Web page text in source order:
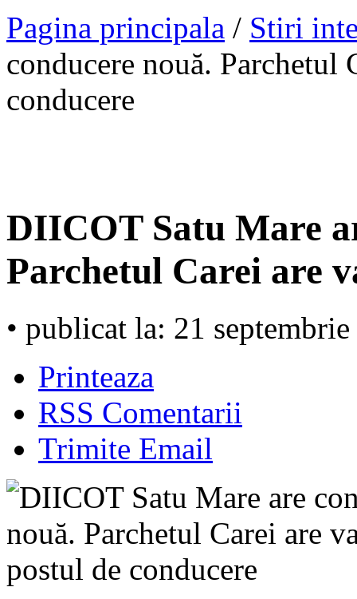
Pagina principala / Stiri
conducere nouă. Parchetul
conducere
DIICOT Satu Mare
Parchetul Carei are
• publicat la: 21
Printeaza
RSS Comentarii
Trimite Email